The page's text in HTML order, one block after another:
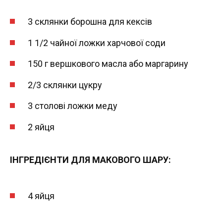
3 склянки борошна для кексів
1 1/2 чайної ложки харчової соди
150 г вершкового масла або маргарину
2/3 склянки цукру
3 столові ложки меду
2 яйця
ІНГРЕДІЄНТИ ДЛЯ МАКОВОГО ШАРУ:
4 яйця